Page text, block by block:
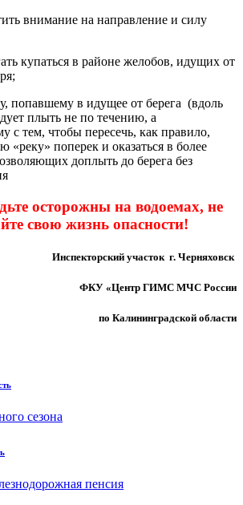
внимание на направление и силу
купаться в районе желобов, идущих от
попавшему в идущее от берега (вдоль
плыть не по течению, а
с тем, чтобы пересечь, как правило,
«реку» поперек и оказаться в более
доплыть до берега без
осторожны на водоемах, не
свою жизнь опасности!
Инспекторский участок г. Черняховск
ФКУ «Центр ГИМС МЧС России
по Калининградской области
сезона
пенсия